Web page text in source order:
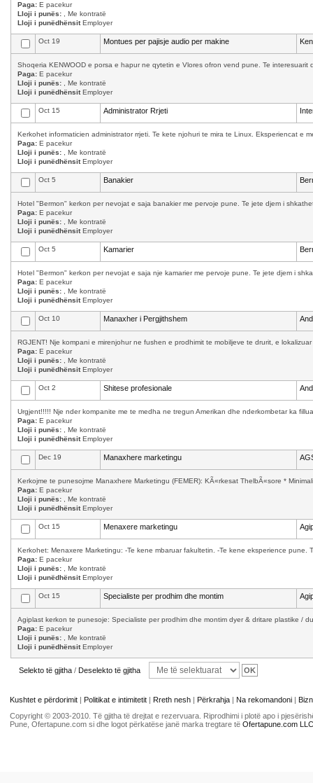
Paga: E pacekur
Lloji i punës: , Me kontratë
Lloji i punëdhënsitEmployer
Oct 19 Montues per pajisje audio per makine
Shoqeria KENWOOD e porsa e hapur ne qytetin e Vlores ofron vend pune. Te
Paga: E pacekur
Lloji i punës: , Me kontratë
Lloji i punëdhënsitEmployer
Oct 15 Administrator Rrjeti
Kerkohet informaticien administrator rrjeti. Te kete njohuri te mira te Linux. Eksperiencat e
Paga: E pacekur
Lloji i punës: , Me kontratë
Lloji i punëdhënsitEmployer
Oct 5 Banakier
Hotel "Bermon" kerkon per nevojat e saja banakier me pervoje pune. Te jete djem i
Paga: E pacekur
Lloji i punës: , Me kontratë
Lloji i punëdhënsitEmployer
Oct 5 Kamarier
Hotel "Bermon" kerkon per nevojat e saja nje kamarier me pervoje pune. Te jete djem i
Paga: E pacekur
Lloji i punës: , Me kontratë
Lloji i punëdhënsitEmployer
Oct 10 Manaxher i Pergjithshem
RGJENT! Nje kompani e mirenjohur ne fushen e prodhimit te mobiljeve te drurit, e
Paga: E pacekur
Lloji i punës: , Me kontratë
Lloji i punëdhënsitEmployer
Oct 2 Shitese profesionale
Urgjent!!!!! Nje nder kompanite me te medha ne tregun Amerikan dhe nderkombetar ka
Paga: E pacekur
Lloji i punës: , Me kontratë
Lloji i punëdhënsitEmployer
Dec 19 Manaxhere marketingu
Kerkojme te punesojme Manaxhere Marketingu (FEMER): KÃ«rkesat ThelbÃ«sore *
Paga: E pacekur
Lloji i punës: , Me kontratë
Lloji i punëdhënsitEmployer
Oct 15 Menaxere marketingu
Kerkohet: Menaxere Marketingu: -Te kene mbaruar fakultetin. -Te kene eksperience
Paga: E pacekur
Lloji i punës: , Me kontratë
Lloji i punëdhënsitEmployer
Oct 15 Specialiste per prodhim dhe montim
Agiplast kerkon te punesoje: Specialiste per prodhim dhe montim dyer & dritare plastike /
Paga: E pacekur
Lloji i punës: , Me kontratë
Lloji i punëdhënsitEmployer
Selekto të gjitha / Deselekto të gjitha
Kushtet e përdorimit | Politikat e intimitetit | Rreth nesh | Përkrahja | Na rekomandoni |
Copyright © 2003-2010. Të gjitha të drejtat e rezervuara. Riprodhimi i plotë apo i
Pune, Ofertapune.com si dhe logot përkatëse janë marka tregtare të Ofertapune.com LLC